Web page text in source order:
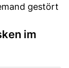
gestört
im